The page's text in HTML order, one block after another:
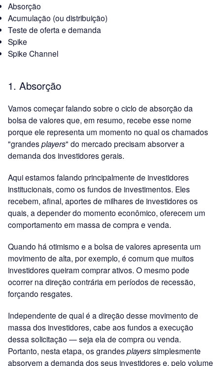
Absorção
Acumulação (ou distribuição)
Teste de oferta e demanda
Spike
Spike Channel
1. Absorção
Vamos começar falando sobre o ciclo de absorção da
bolsa de valores que, em resumo, recebe esse nome
porque ele representa um momento no qual os chamados
"grandesplayers" do mercado precisam absorver a
demanda dos investidores gerais.
Aqui estamos falando principalmente de investidores
institucionais, como os fundos de investimentos. Eles
recebem, afinal, aportes de milhares de investidores os
quais, a depender do momento econômico, oferecem um
comportamento em massa de compra e venda.
Quando há otimismo e a bolsa de valores apresenta um
movimento de alta, por exemplo, é comum que muitos
investidores queiram comprar ativos. O mesmo pode
ocorrer na direção contrária em períodos de recessão,
forçando resgates.
Independente de qual é a direção desse movimento de
massa dos investidores, cabe aos fundos a execução
dessa solicitação — seja ela de compra ou venda.
Portanto, nesta etapa, os grandesplayerssimplesmente
absorvem a demanda dos seus investidores e, pelo volume